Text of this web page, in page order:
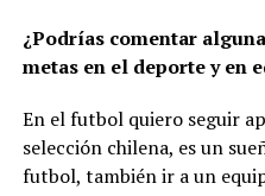
¿Podrías comentar
metas en el deporte y en
En el futbol quiero seguir
selección chilena, es un
futbol, también ir a un